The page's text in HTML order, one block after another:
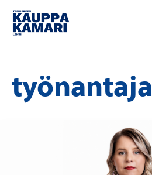
Siirry
sisältöön
työnantaja